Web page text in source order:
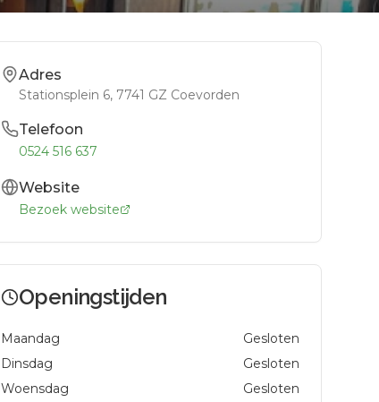
Adres
Stationsplein 6, 7741 GZ Coevorden
Telefoon
0524 516 637
Website
Bezoek website
Openingstijden
Maandag
Gesloten
Dinsdag
Gesloten
Woensdag
Gesloten